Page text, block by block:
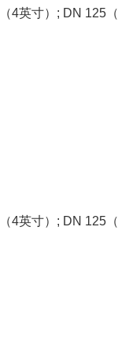
（4英寸） ; DN 125 （
（4英寸） ; DN 125 （